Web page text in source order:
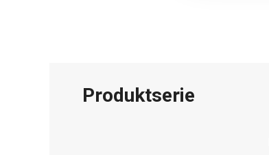
Produktserie